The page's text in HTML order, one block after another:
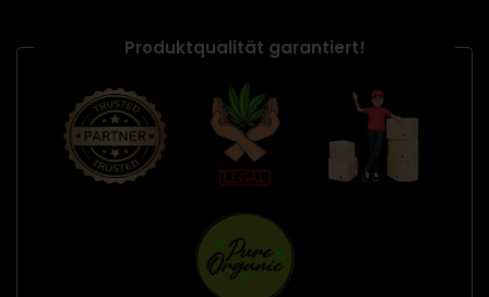
Produktqualität garantiert!